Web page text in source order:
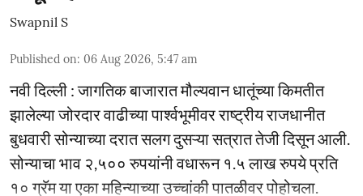
Swapnil S
Published on: 06 Aug 2026, 5:47 am
नवी दिल्ली : जागतिक बाजारात मौल्यवान धातूंच्या किमतीत
झालेल्या जोरदार वाढीच्या पार्श्वभूमीवर राष्ट्रीय राजधानीत
बुधवारी सोन्याच्या दरात सलग दुसऱ्या सत्रात तेजी दिसून आली.
सोन्याचा भाव २,५०० रुपयांनी वधारून १.५ लाख रुपये प्रति
१० ग्रॅम या एका महिन्याच्या उच्चांकी पातळीवर पोहोचला.